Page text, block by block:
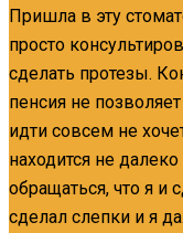
Пришла в эту
просто
сделать протезы.
пенсия не
идти совсем не
находится не
обращаться, что я и
сделал слепки и я